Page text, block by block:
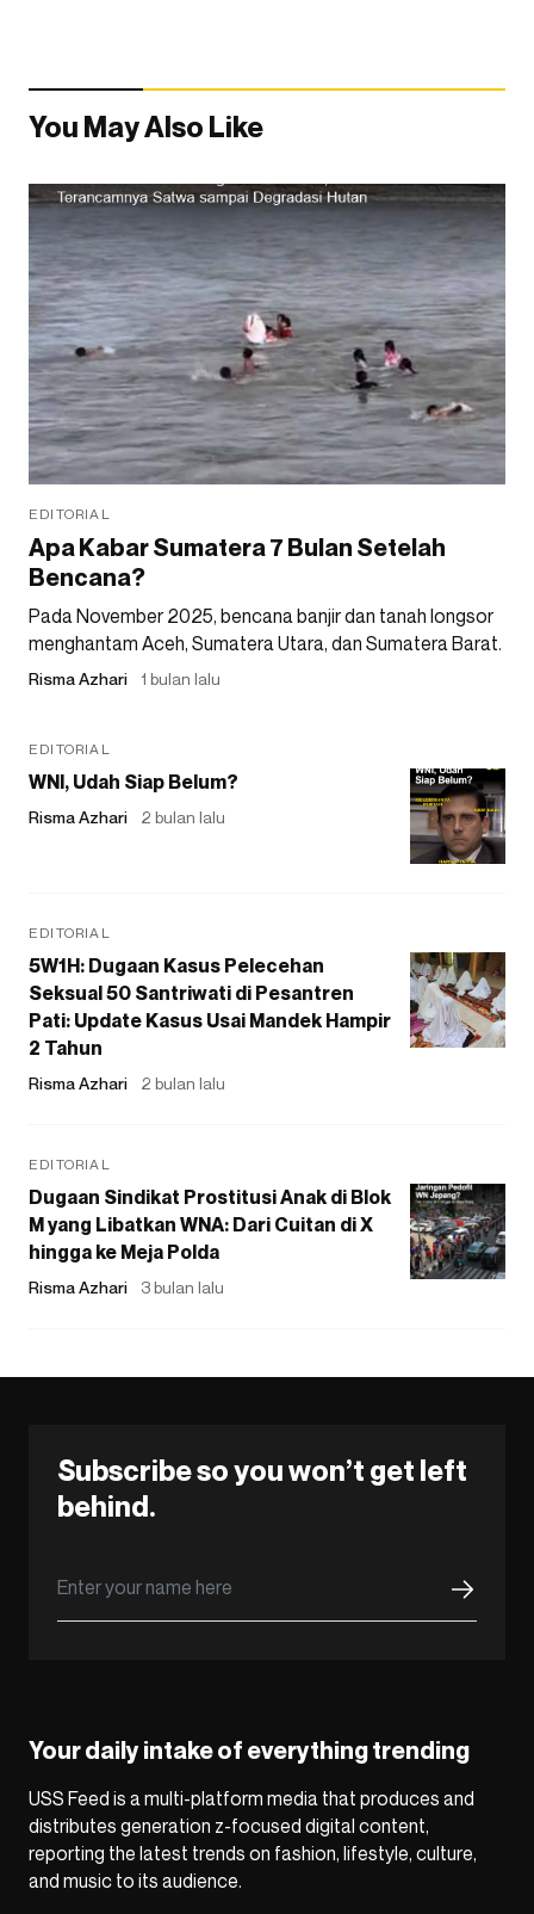
You May Also Like
EDITORIAL
Apa Kabar Sumatera 7 Bulan Setelah
Bencana?
Pada November 2025, bencana banjir dan tanah longsor
menghantam Aceh, Sumatera Utara, dan Sumatera Barat.
Risma Azhari 1 bulan lalu
EDITORIAL
WNI, Udah Siap Belum?
Risma Azhari 2 bulan lalu
EDITORIAL
5W1H: Dugaan Kasus Pelecehan
Seksual 50 Santriwati di Pesantren
Pati: Update Kasus Usai Mandek Hampir
2 Tahun
Risma Azhari 2 bulan lalu
EDITORIAL
Dugaan Sindikat Prostitusi Anak di Blok
M yang Libatkan WNA: Dari Cuitan di X
hingga ke Meja Polda
Risma Azhari 3 bulan lalu
Subscribe so you won’t get left
behind.
Your daily intake of everything trending
USS Feed is a multi-platform media that produces and
distributes generation z-focused digital content,
reporting the latest trends on fashion, lifestyle, culture,
and music to its audience.